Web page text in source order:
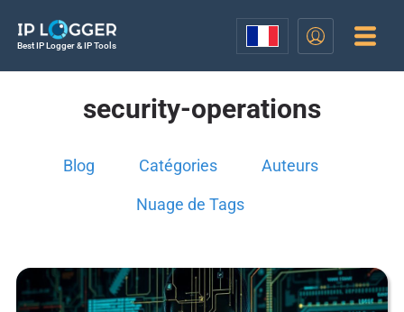
Best IP Logger & IP Tools
security-operations
Blog Catégories Auteurs
Nuage de Tags